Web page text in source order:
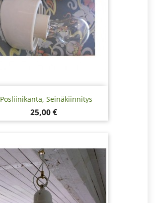
Posliinikanta, Seinäkiinnitys
Hinta
25,00 €